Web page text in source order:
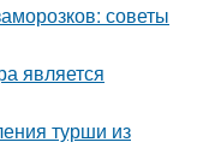
советы
является
турши из